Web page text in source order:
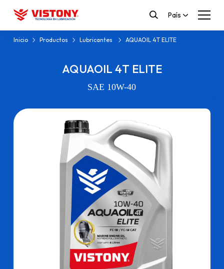
País
Inicio Productos Lubricantes AQUAOIL 4T ELITE
AQUAOIL 4T ELITE
SAE 10W-40